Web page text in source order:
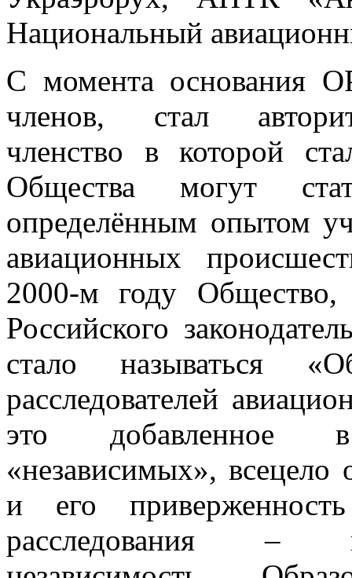
Национальный
С момента основания
членов, стал
членство в которой
Общества могут
определённым опытом
авиационных
2000-м году
Российского
стало называться
расследователей
это добавленное
«независимых», всецело
и его
расследования –